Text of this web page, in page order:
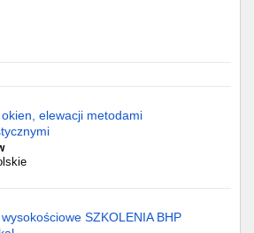
elewacji metodami
SZKOLENIA BHP